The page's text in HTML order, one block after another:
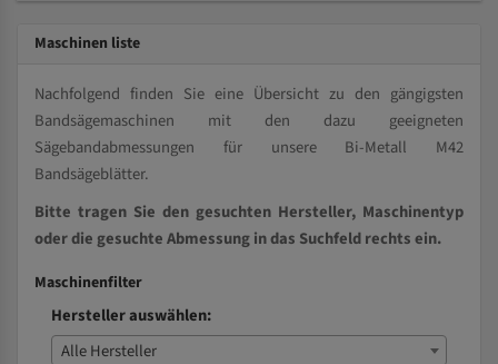
Maschinen liste
Nachfolgend finden Sie eine Übersicht zu den gängigsten
Bandsägemaschinen mit den dazu geeigneten
Sägebandabmessungen für unsere Bi-Metall M42
Bandsägeblätter.
Bitte tragen Sie den gesuchten Hersteller, Maschinentyp
oder die gesuchte Abmessung in das Suchfeld rechts ein.
Maschinenfilter
Hersteller auswählen:
Alle Hersteller